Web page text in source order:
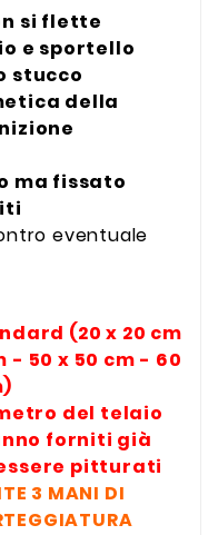
si flette
e sportello
stucco
della
ma fissato
eventuale
(20 x 20 cm
- 50 x 50 cm - 60
del telaio
forniti già
pitturati
3 MANI DI